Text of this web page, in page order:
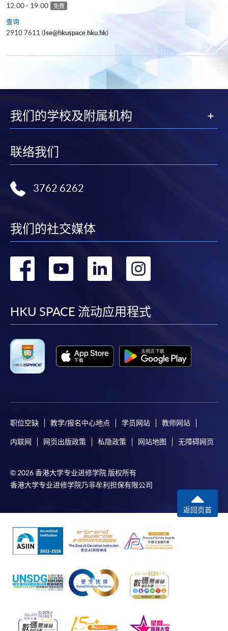
12:00 - 19:00 免费
查询
2910 7611 (lse@hkuspace.hku.hk)
我们的学校及附属机构
联络我们
3762 6262
我们的社交媒体
转
facebook
转
youtube
转
linkedin
转
HKU SPACE 流动应用程式
职位空缺 教学/报名中心地点 学员网站 教师网站
内联网 网页出版政策 私隐政策 网站地图 无障碍网页
© 2026 香港大学专业进修学院 版权所有
香港大学专业进修学院乃非牟利担保有限公司
返回页首